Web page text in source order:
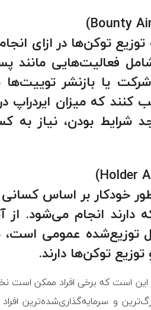
Bounty
)
توزیع توکن‌ها در ازای
فعالیت‌هایی مانند
یا بازنشر توییت‌ها
کنند که میزان ایردراپ
شرایط بودن، نیاز به
Holder
)
خودکار بر اساس
دارند انجام می‌شود.
عمومی است،
توکن‌ها دارند.
است که برخی افراد ممکن است
و سرمایه‌گذاری‌شده‌ترین